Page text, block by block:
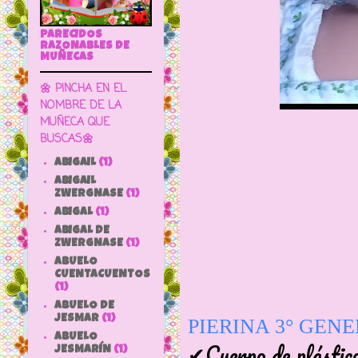
PIERINA 3°
PARECIDOS
RAZONABLES DE
MUÑECAS
🌼 PINCHA EN EL
NOMBRE DE LA
MUÑECA QUE
BUSCAS🌼
ABIGAIL (1)
ABIGAIL
ZWERGNASE (1)
ABIGAL (1)
ABIGAL DE
ZWERGNASE (1)
ABUELO
CUENTACUENTOS
(1)
ABUELO DE
JESMAR (1)
ABUELO
JESMARÍN (1)